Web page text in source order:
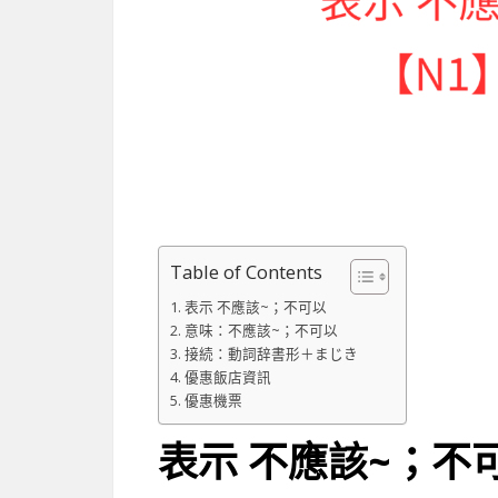
Table of Contents
表示 不應該~；不可以
意味：不應該~；不可以
接続：動詞辞書形＋まじき
優惠飯店資訊
優惠機票
表示 不應該~；不